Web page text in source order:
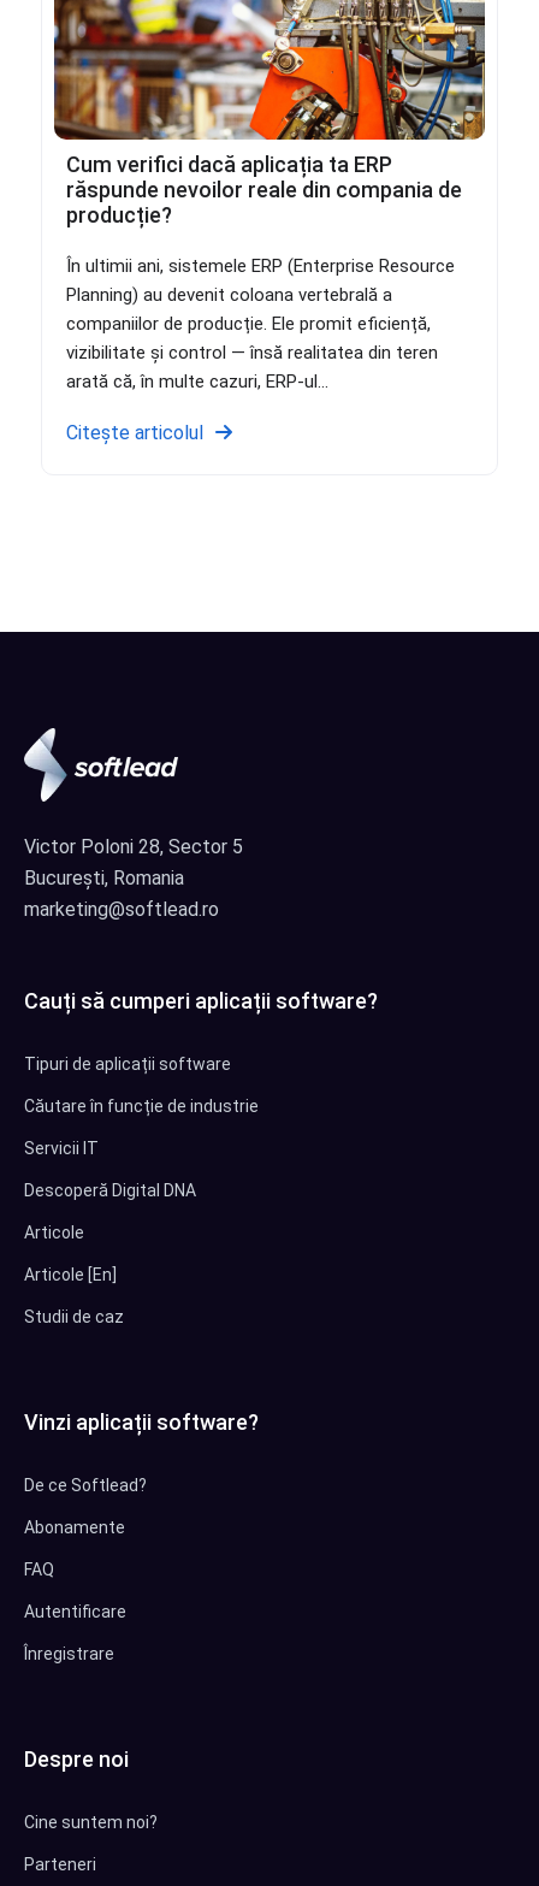
Cum verifici dacă aplicația ta ERP
răspunde nevoilor reale din compania de
producție?
În ultimii ani, sistemele ERP (Enterprise Resource
Planning) au devenit coloana vertebrală a
companiilor de producție. Ele promit eficiență,
vizibilitate și control — însă realitatea din teren
arată că, în multe cazuri, ERP-ul...
Citește articolul
Victor Poloni 28, Sector 5
București, Romania
marketing@softlead.ro
Cauți să cumperi aplicații software?
Tipuri de aplicații software
Căutare în funcție de industrie
Servicii IT
Descoperă Digital DNA
Articole
Articole [En]
Studii de caz
Vinzi aplicații software?
De ce Softlead?
Abonamente
FAQ
Autentificare
Înregistrare
Despre noi
Cine suntem noi?
Parteneri